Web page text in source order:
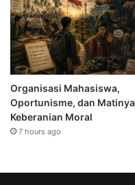
Organisasi Mahasiswa,
Oportunisme, dan Matinya
Keberanian Moral
7 hours ago